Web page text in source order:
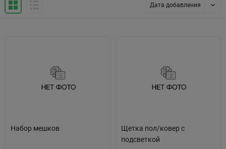
Дата добавления
Набор мешков
Щетка пол/ковер с
подсветкой